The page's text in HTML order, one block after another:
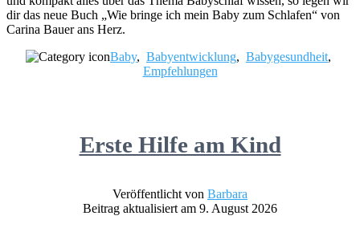
dir das neue Buch „Wie bringe ich mein Baby zum Schlafen“ von
Carina Bauer ans Herz.
Baby, Babyentwicklung, Babygesundheit,
Empfehlungen
Erste Hilfe am Kind
Veröffentlicht von Barbara
Beitrag aktualisiert am 9. August 2026